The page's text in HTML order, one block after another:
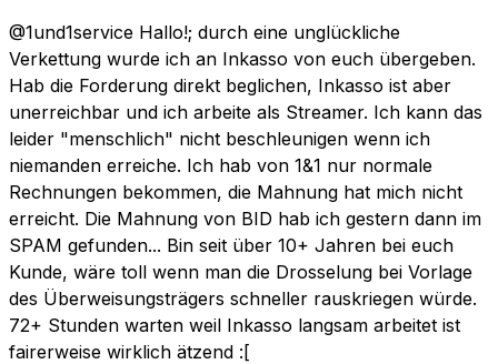
@1und1service Hallo!; durch eine unglückliche
Verkettung wurde ich an Inkasso von euch übergeben.
Hab die Forderung direkt beglichen, Inkasso ist aber
unerreichbar und ich arbeite als Streamer. Ich kann das
leider "menschlich" nicht beschleunigen wenn ich
niemanden erreiche. Ich hab von 1&1 nur normale
Rechnungen bekommen, die Mahnung hat mich nicht
erreicht. Die Mahnung von BID hab ich gestern dann im
SPAM gefunden... Bin seit über 10+ Jahren bei euch
Kunde, wäre toll wenn man die Drosselung bei Vorlage
des Überweisungsträgers schneller rauskriegen würde.
72+ Stunden warten weil Inkasso langsam arbeitet ist
fairerweise wirklich ätzend :[